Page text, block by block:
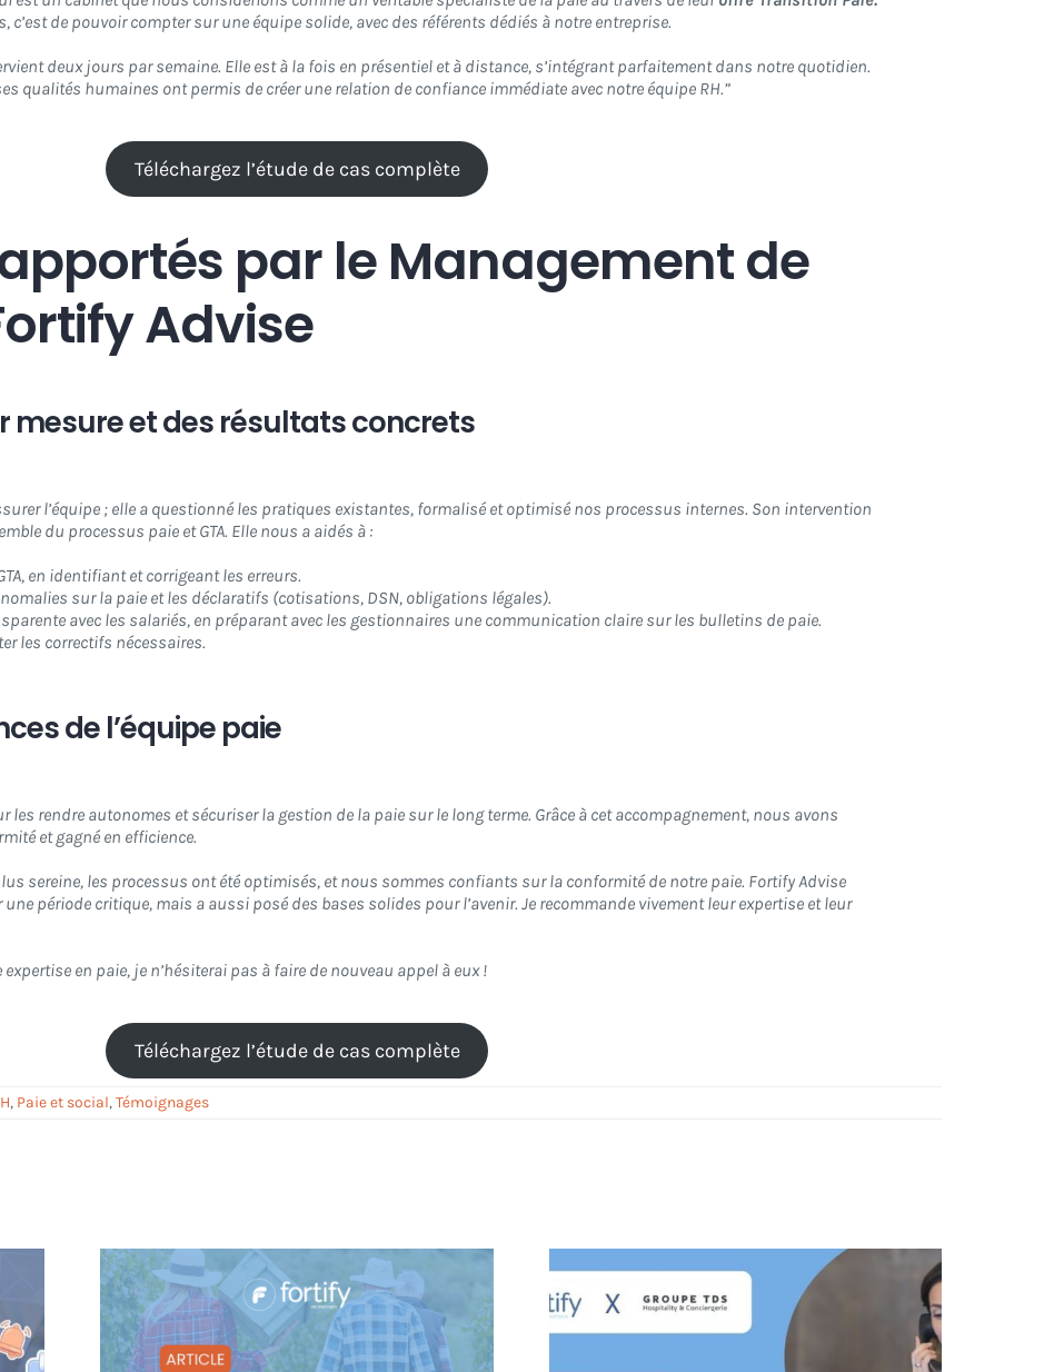
de pouvoir compter sur une équipe solide, avec des référents dédiés à notre entreprise.
deux jours par semaine. Elle est à la fois en présentiel et à distance, s’intégrant parfaitement dans notre quotidien.
qualités humaines ont permis de créer une relation de confiance immédiate avec notre équipe RH.”
Téléchargez l’étude de cas complète
par le Management de
Advise
mesure et des résultats concrets
l’équipe ; elle a questionné les pratiques existantes, formalisé et optimisé nos processus internes. Son intervention
du processus paie et GTA. Elle nous a aidés à :
en identifiant et corrigeant les erreurs.
sur la paie et les déclaratifs (cotisations, DSN, obligations légales).
avec les salariés, en préparant avec les gestionnaires une communication claire sur les bulletins de paie.
les correctifs nécessaires.
de l’équipe paie
les rendre autonomes et sécuriser la gestion de la paie sur le long terme. Grâce à cet accompagnement, nous avons
et gagné en efficience.
sereine, les processus ont été optimisés, et nous sommes confiants sur la conformité de notre paie. Fortify Advise
période critique, mais a aussi posé des bases solides pour l’avenir. Je recommande vivement leur expertise et leur
en paie, je n’hésiterai pas à faire de nouveau appel à eux !
Téléchargez l’étude de cas complète
, Paie et social,Témoignages